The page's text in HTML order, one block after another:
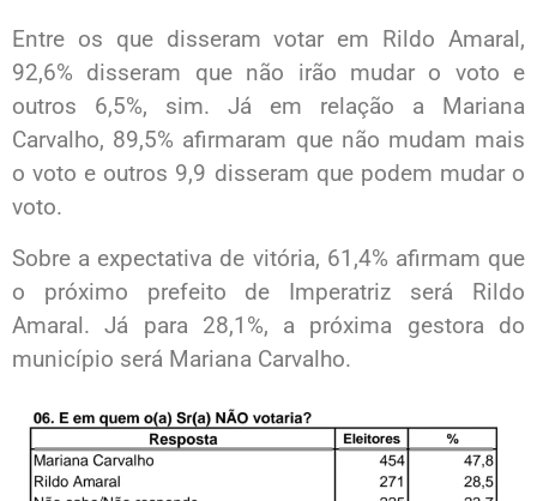
Entre os que disseram votar em Rildo Amaral,
92,6% disseram que não irão mudar o voto e
outros 6,5%, sim. Já em relação a Mariana
Carvalho, 89,5% afirmaram que não mudam mais
o voto e outros 9,9 disseram que podem mudar o
voto.
Sobre a expectativa de vitória, 61,4% afirmam que
o próximo prefeito de Imperatriz será Rildo
Amaral. Já para 28,1%, a próxima gestora do
município será Mariana Carvalho.